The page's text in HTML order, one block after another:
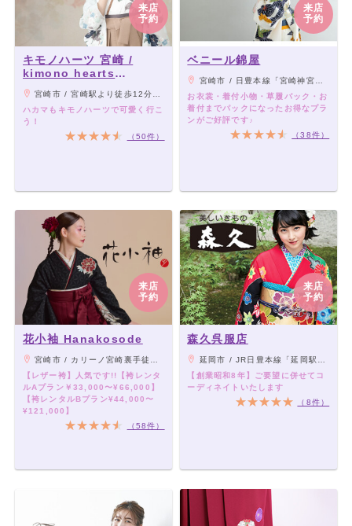
来店
予約
キモノハーツ 宮崎 /
kimono hearts
Miyazaki
宮崎市 / 宮崎駅より徒歩12分。宮崎駅の大通り25号線を西へ、山形屋の手前の道を左に曲がり、最初の角を右に曲がるとキモノハーツ宮崎に到着！
ハカマもキモノハーツで可愛く行こ
う！
（50件）
来店
予約
ベニール錦屋
宮崎市 / 日豊本線「宮崎神宮駅」より車6分、「宮崎駅」より宮崎交通バス 「船塚2丁目」 停留所から徒歩0分
お衣裳・着付小物・草履バック・お
着付までパックになったお得なプラ
ンがご好評です♪
（38件）
来店
予約
花小袖 Hanakosode
宮崎市 / カリーノ宮崎裏手徒歩2分
【レザー袴】人気です!!【袴レンタ
ルAプラン￥33,000〜¥66,000】
【袴レンタルBプラン¥44,000〜
¥121,000】
（58件）
来店
予約
森久呉服店
延岡市 / JR日豊本線「延岡駅」より徒歩8分
【創業昭和8年】ご要望に併せてコ
ーディネイトいたします
（8件）